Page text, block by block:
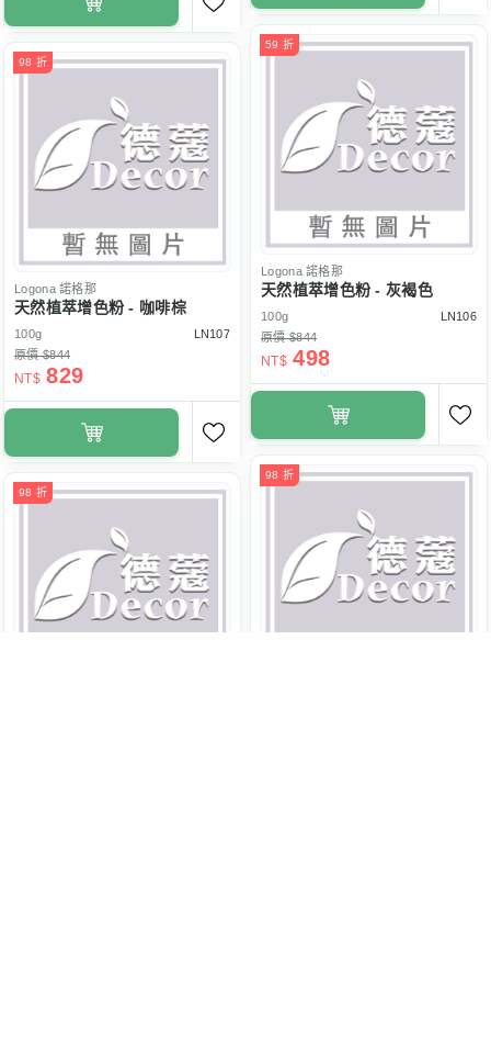
59 折
Logona諾格那
天然植萃增色粉 - 灰褐色
100g
LN106
原價 $844
NT$ 498
98 折
Logona諾格那
天然植萃增色粉 - 咖啡棕
100g
LN107
原價 $844
NT$ 829
98 折
98 折